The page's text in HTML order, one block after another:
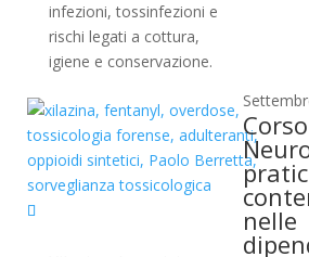
infezioni, tossinfezioni e
rischi legati a cottura,
igiene e conservazione.
nelle